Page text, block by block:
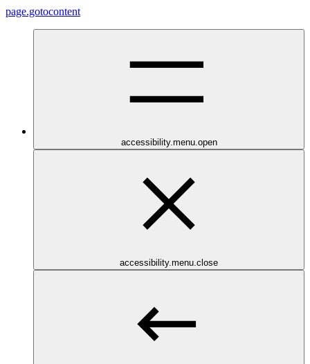
page.gotocontent
accessibility.menu.open
accessibility.menu.close